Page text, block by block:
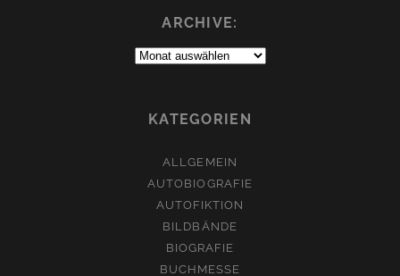
ARCHIVE:
Archive:
KATEGORIEN
ALLGEMEIN
AUTOBIOGRAFIE
AUTOFIKTION
BILDBÄNDE
BIOGRAFIE
BUCHMESSE